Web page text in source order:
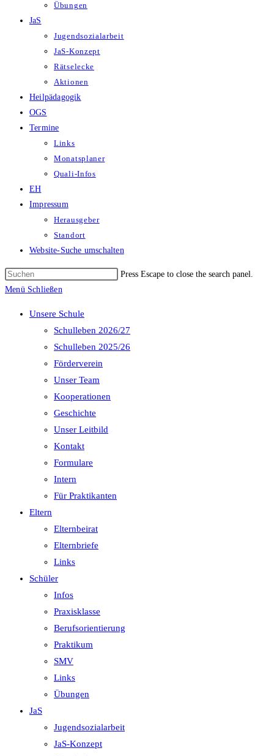
Übungen
JaS
Jugendsozialarbeit
JaS-Konzept
Rätselecke
Aktionen
Heilpädagogik
OGS
Termine
Links
Monatsplaner
Quali-Infos
EH
Impressum
Herausgeber
Standort
Website-Suche umschalten
Press Escape to close the search panel.
Menü Schließen
Unsere Schule
Schulleben 2026/27
Schulleben 2025/26
Förderverein
Unser Team
Kooperationen
Geschichte
Unser Leitbild
Kontakt
Formulare
Intern
Für Praktikanten
Eltern
Elternbeirat
Elternbriefe
Links
Schüler
Infos
Praxisklasse
Berufsorientierung
Praktikum
SMV
Links
Übungen
JaS
Jugendsozialarbeit
JaS-Konzept